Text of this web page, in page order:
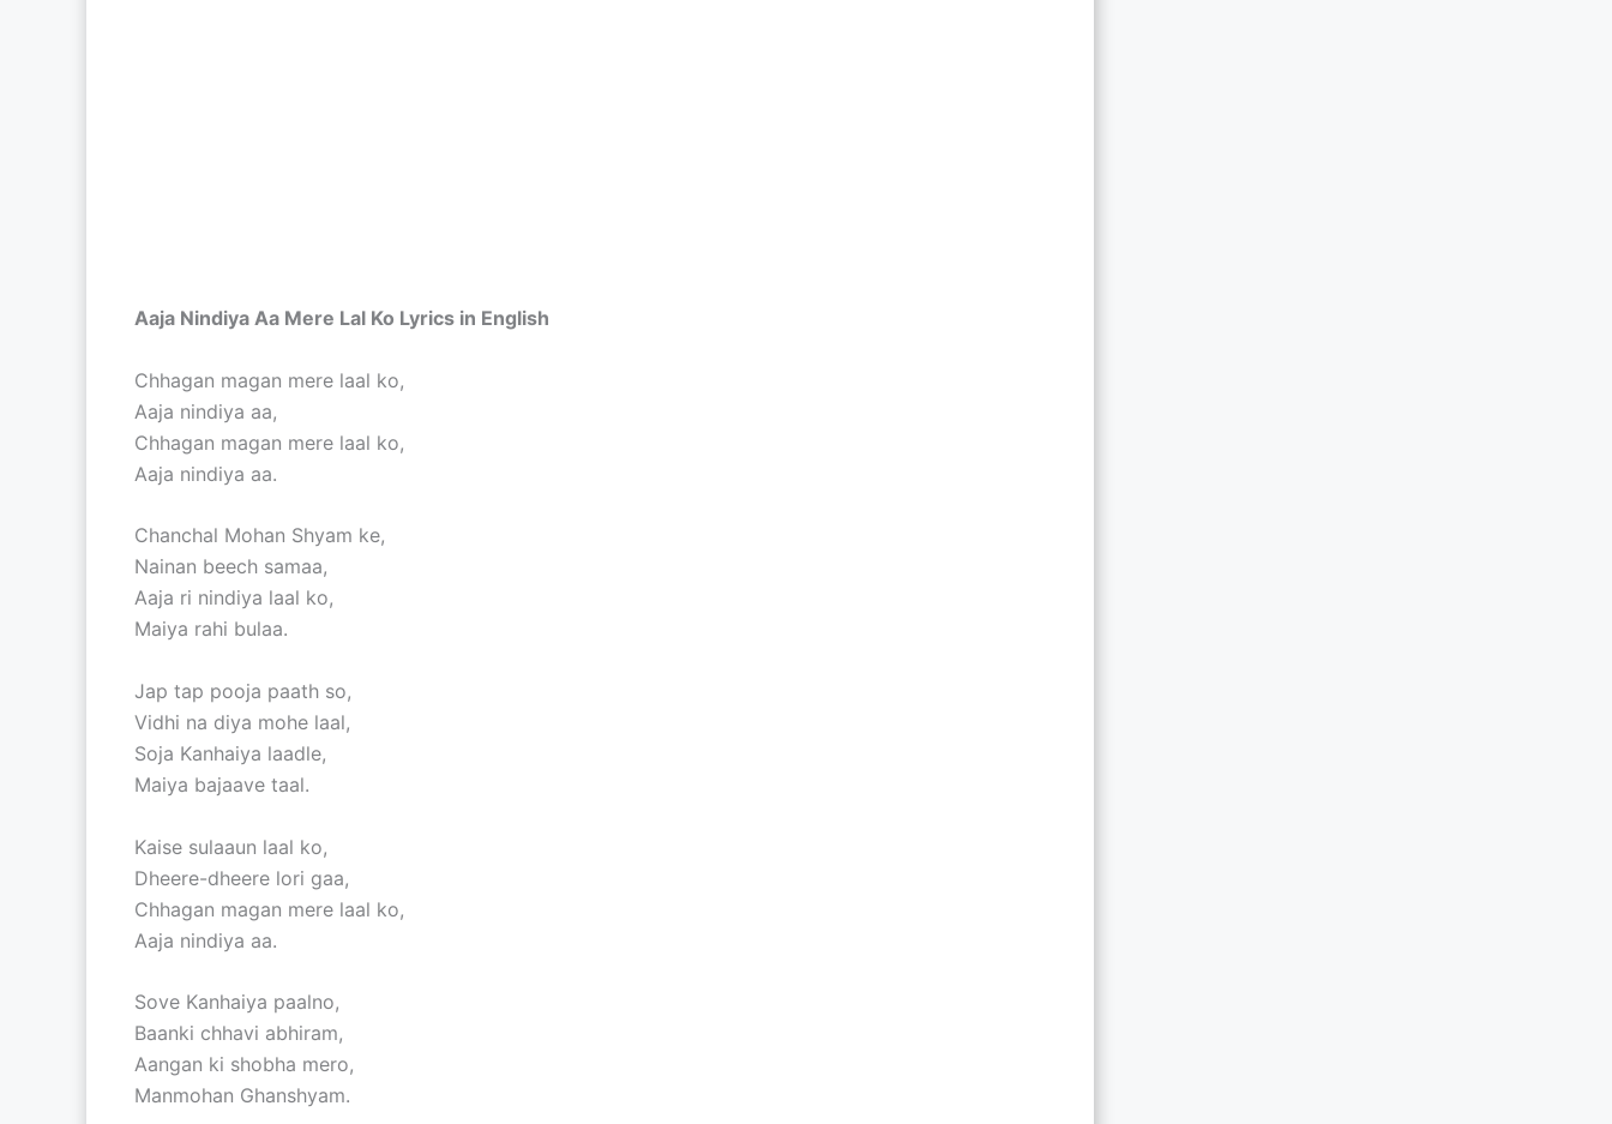
Aaja Nindiya Aa Mere Lal Ko Lyrics in English
Chhagan magan mere laal ko,
Aaja nindiya aa,
Chhagan magan mere laal ko,
Aaja nindiya aa.
Chanchal Mohan Shyam ke,
Nainan beech samaa,
Aaja ri nindiya laal ko,
Maiya rahi bulaa.
Jap tap pooja paath so,
Vidhi na diya mohe laal,
Soja Kanhaiya laadle,
Maiya bajaave taal.
Kaise sulaaun laal ko,
Dheere-dheere lori gaa,
Chhagan magan mere laal ko,
Aaja nindiya aa.
Sove Kanhaiya paalno,
Baanki chhavi abhiram,
Aangan ki shobha mero,
Manmohan Ghanshyam.